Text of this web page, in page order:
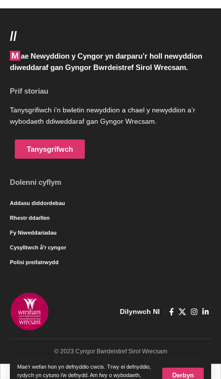
Mae’r wefan hon yn defnyddio cwcis. Trwy ei defnyddio,
rydych yn cytuno i’w defnydd. Am fwy o wybodaeth,
Derbyn
//
Mae Newyddion y Cyngor yn darparu’r holl newyddion
diweddaraf gan Gyngor Bwrdeistref Sirol Wrecsam.
Prif storiau
Tanysgrifiwch i’n bwletin newyddion a chael y newyddion a’r
wybodaeth ddiweddaraf gan Gyngor Wrecsam.
Tanysgrifwch
Dolenni cyflym
Addasu diddordebau
Rhestr ddarllen
Fy Niweddariadau
Cysylltwch â’r cyngor
Polisi preifatrwydd
Dilynwch NI
© 2023 Cyngor Bwrdeistref Sirol Wrecsam
Cymraeg English